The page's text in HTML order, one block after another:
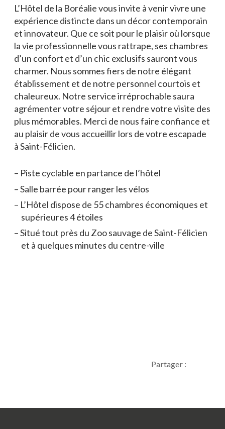
L’Hôtel de la Boréalie vous invite à venir vivre une
expérience distincte dans un décor contemporain
et innovateur. Que ce soit pour le plaisir où lorsque
la vie professionnelle vous rattrape, ses chambres
d’un confort et d’un chic exclusifs sauront vous
charmer. Nous sommes fiers de notre élégant
établissement et de notre personnel courtois et
chaleureux. Notre service irréprochable saura
agrémenter votre séjour et rendre votre visite des
plus mémorables. Merci de nous faire confiance et
au plaisir de vous accueillir lors de votre escapade
à Saint-Félicien.
Piste cyclable en partance de l’hôtel
Salle barrée pour ranger les vélos
L’Hôtel dispose de 55 chambres économiques et
supérieures 4 étoiles
Situé tout près du Zoo sauvage de Saint-Félicien
et à quelques minutes du centre-ville
Partager :